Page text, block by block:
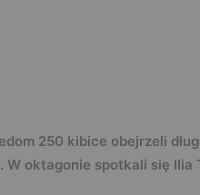
250 kibice obejrzeli
oktagonie spotkali się Ilia